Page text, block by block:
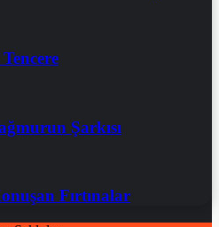
Şarkısı
Fırtınalar